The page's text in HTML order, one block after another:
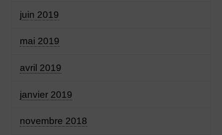
juin 2019
mai 2019
avril 2019
janvier 2019
novembre 2018